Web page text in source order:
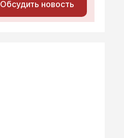
Обсудить новость